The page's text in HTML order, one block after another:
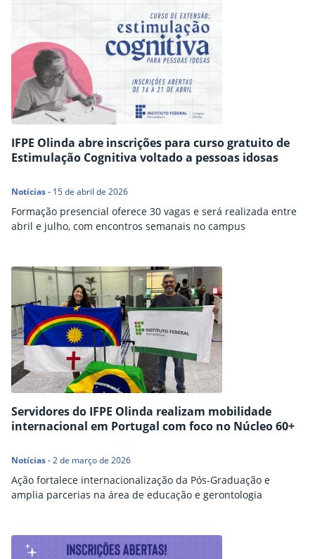
IFPE Olinda abre inscrições para curso gratuito de
Estimulação Cognitiva voltado a pessoas idosas
Notícias- 15 de abril de 2026
Formação presencial oferece 30 vagas e será realizada entre
abril e julho, com encontros semanais no campus
Servidores do IFPE Olinda realizam mobilidade
internacional em Portugal com foco no Núcleo 60+
Notícias-2 de março de 2026
Ação fortalece internacionalização da Pós-Graduação e
amplia parcerias na área de educação e gerontologia